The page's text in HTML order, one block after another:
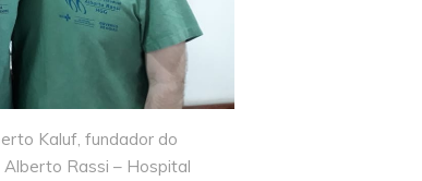
Kaluf, fundador do
Rassi – Hospital